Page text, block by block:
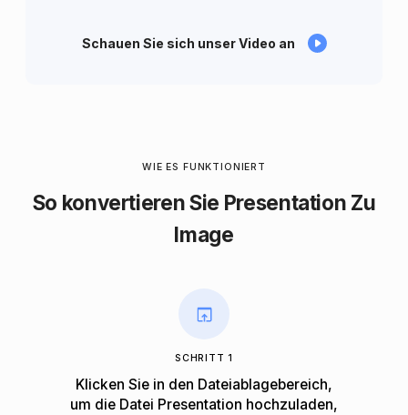
Schauen Sie sich unser Video an
WIE ES FUNKTIONIERT
So konvertieren Sie Presentation Zu
Image
SCHRITT 1
Klicken Sie in den Dateiablagebereich,
um die Datei Presentation hochzuladen,